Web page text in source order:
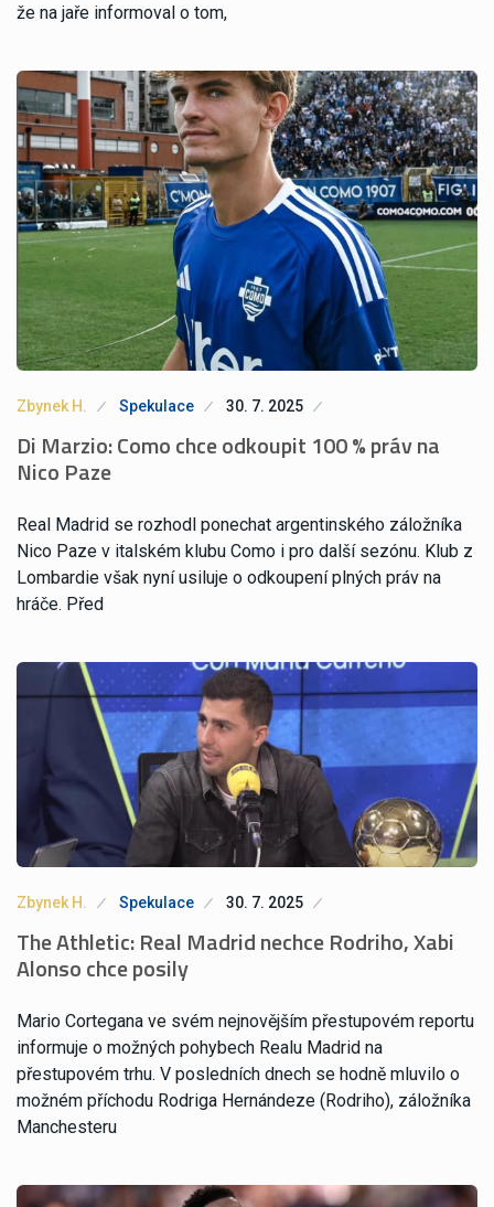
že na jaře informoval o tom,
Zbynek H. Spekulace 30. 7. 2025
Di Marzio: Como chce odkoupit 100 % práv na
Nico Paze
Real Madrid se rozhodl ponechat argentinského záložníka
Nico Paze v italském klubu Como i pro další sezónu. Klub z
Lombardie však nyní usiluje o odkoupení plných práv na
hráče. Před
Zbynek H. Spekulace 30. 7. 2025
The Athletic: Real Madrid nechce Rodriho, Xabi
Alonso chce posily
Mario Cortegana ve svém nejnovějším přestupovém reportu
informuje o možných pohybech Realu Madrid na
přestupovém trhu. V posledních dnech se hodně mluvilo o
možném příchodu Rodriga Hernándeze (Rodriho), záložníka
Manchesteru